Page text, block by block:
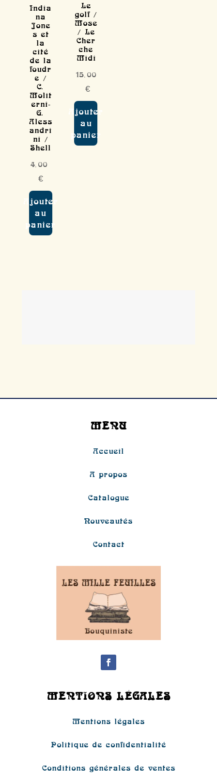
India
na
Jone
s et
la
cité
de la
foudr
e /
C.
Molit
erni-
G.
Aless
andri
ni /
Shell
4,00
€
Ajouter
au
panier
Le
golf /
Mose
/ Le
Cher
che
Midi
15,00
€
Ajouter
au
panier
MENU
Accueil
A propos
Catalogue
Nouveautés
Contact
MENTIONS LÉGALES
Mentions légales
Politique de confidentialité
Conditions générales de ventes